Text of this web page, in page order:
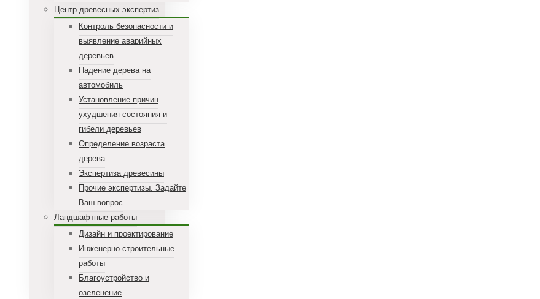
Центр древесных экспертиз
Контроль безопасности и
выявление аварийных
деревьев
Падение дерева на
автомобиль
Установление причин
ухудшения состояния и
гибели деревьев
Определение возраста
дерева
Экспертиза древесины
Прочие экспертизы. Задайте
Ваш вопрос
Ландшафтные работы
Дизайн и проектирование
Инженерно-строительные
работы
Благоустройство и
озеленение